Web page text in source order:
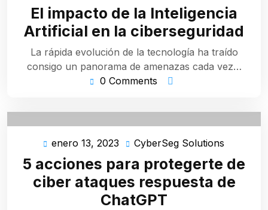
24,
2023
Solutions
El impacto de la Inteligencia
Artificial en la ciberseguridad
La rápida evolución de la tecnología ha traído
consigo un panorama de amenazas cada vez…
0 Comments
enero 13, 2023 enero
13,
2023
CyberSeg Solutions
Solutions
5 acciones para protegerte de
ciber ataques respuesta de
ChatGPT